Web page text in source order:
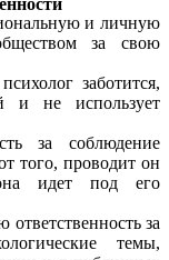
и личную
за свою
заботится,
и не использует
за соблюдение
того, проводит он
идет под его
за
темы,